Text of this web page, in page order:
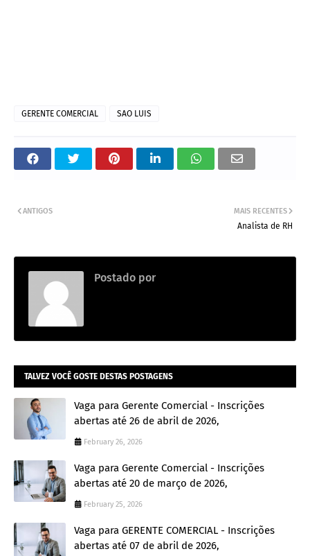
GERENTE COMERCIAL SAO LUIS
MAIS RECENTES
Analista de RH
ANTIGOS
Postado por
TALVEZ VOCÊ GOSTE DESTAS POSTAGENS
Vaga para Gerente Comercial - Inscrições
abertas até 26 de abril de 2026,
February 26, 2026
Vaga para Gerente Comercial - Inscrições
abertas até 20 de março de 2026,
February 25, 2026
Vaga para GERENTE COMERCIAL - Inscrições
abertas até 07 de abril de 2026,